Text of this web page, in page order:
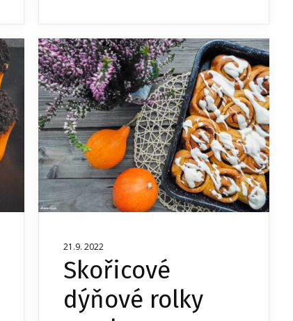
21.9. 2022
Skořicové
dýňové rolky